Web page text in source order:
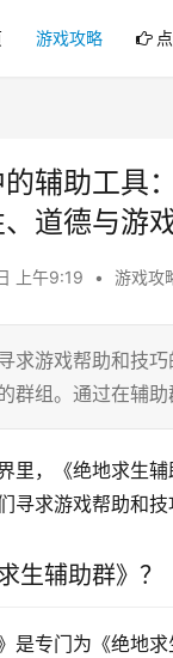
游戏攻略
的辅助工
道德与游
上午9:19 • 游戏攻
求游戏帮助和技
群组。通过在辅助
里，《绝地求生
寻求游戏帮助和
生辅助群》？
是专门为《绝地